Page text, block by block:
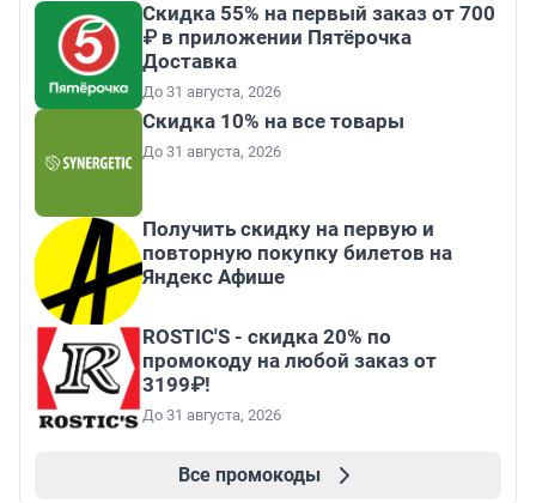
Скидка 55% на первый заказ от 700
₽ в приложении Пятёрочка
Доставка
До 31 августа, 2026
Скидка 10% на все товары
До 31 августа, 2026
Получить скидку на первую и
повторную покупку билетов на
Яндекс Афише
ROSTIC'S - скидка 20% по
промокоду на любой заказ от
3199₽!
До 31 августа, 2026
Все промокоды